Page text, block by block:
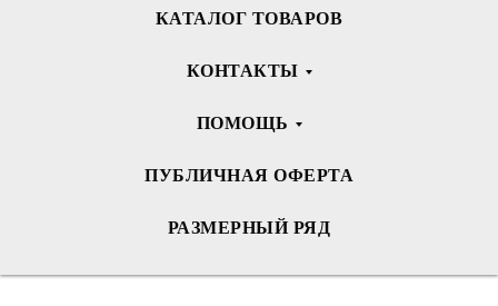
КАТАЛОГ ТОВАРОВ
КОНТАКТЫ
ПОМОЩЬ
ПУБЛИЧНАЯ ОФЕРТА
РАЗМЕРНЫЙ РЯД